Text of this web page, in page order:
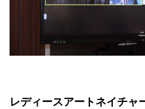
レディースアートネイチ